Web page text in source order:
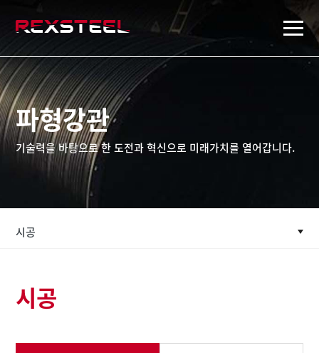
rexsteel
파형강관
기술력을 바탕으로 한 도전과 혁신으로 미래가치를 열어갑니다.
시공
시공